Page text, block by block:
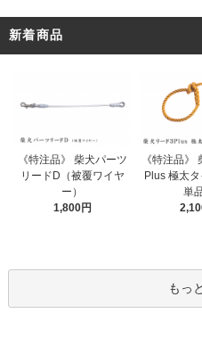
新着商品
《特注品》 柴犬パーツ
リードD（被覆ワイヤ
ー）
1,800円
《特注品》
Plus 極太
単
もっ